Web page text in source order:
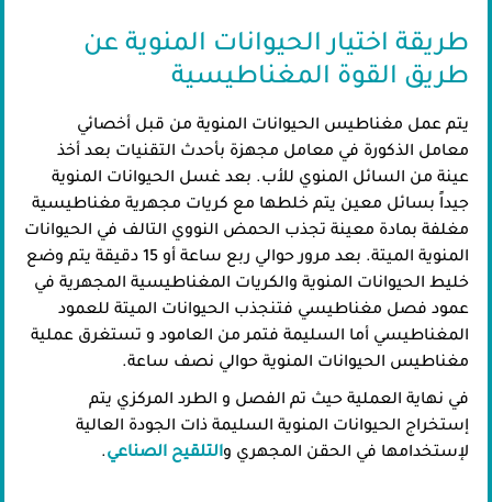
طريقة اختيار الحيوانات المنوية عن
طريق القوة المغناطيسية
يتم عمل مغناطيس الحيوانات المنوية من قبل أخصائي
معامل الذكورة في معامل مجهزة بأحدث التقنيات بعد أخذ
عينة من السائل المنوي للأب. بعد غسل الحيوانات المنوية
جيداً بسائل معين يتم خلطها مع كريات مجهرية مغناطيسية
مغلفة بمادة معينة تجذب الحمض النووي التالف في الحيوانات
المنوية الميتة. بعد مرور حوالي ربع ساعة أو 15 دقيقة يتم وضع
خليط الحيوانات المنوية والكريات المغناطيسية المجهرية في
عمود فصل مغناطيسي فتنجذب الحيوانات الميتة للعمود
المغناطيسي أما السليمة فتمر من العامود و تستغرق عملية
مغناطيس الحيوانات المنوية حوالي نصف ساعة.
في نهاية العملية حيث تم الفصل و الطرد المركزي يتم
إستخراج الحيوانات المنوية السليمة ذات الجودة العالية
لإستخدامها في الحقن المجهري والتلقيح الصناعي.